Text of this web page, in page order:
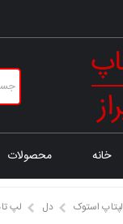
خانه محصولات
لپتاپ استوک دل لپ